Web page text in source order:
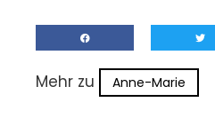
Mehr zu Anne-Marie